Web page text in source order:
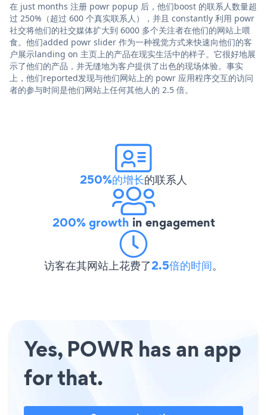
在 just months 注册 powr popup 后，他们boost 的联系人数量超
过 250%（超过 600 个真实联系人），并且 constantly 利用 powr
社交将他们的社交媒体扩大到 6000 多个关注者在他们的网站上喂
食。他们added powr slider 作为一种视觉方式来快速向他们的客
户展示landing on 主页上的产品在现实生活中的样子。它很好地展
示了他们的产品，并无缝地为客户提供了出色的现场体验。事实
上，他们reported发现与他们网站上的 powr 应用程序交互的访问
者的参与时间是他们网站上任何其他人的 2.5 倍。
250%的增长的联系人
200% growth in engagement
访客在其网站上花费了2.5倍的时间。
Yes, POWR has an app
for that.